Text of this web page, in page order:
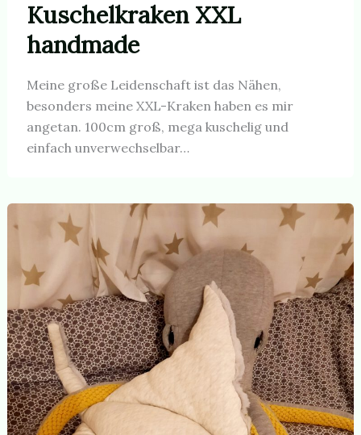
Kuschelkraken XXL
handmade
Meine große Leidenschaft ist das Nähen,
besonders meine XXL-Kraken haben es mir
angetan. 100cm groß, mega kuschelig und
einfach unverwechselbar…